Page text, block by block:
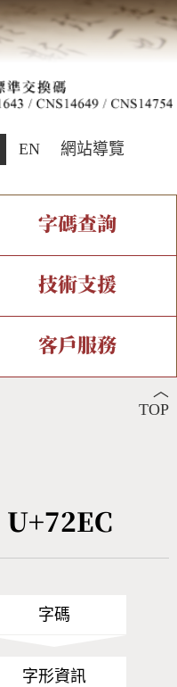
EN 網站導覽
全字庫現況
專有名詞介紹
字碼查詢
部件查詢
注音查詢
Unicode查詢
技術支援
造字解決方案
碼Web Service
客戶服務
︿
TOP
字碼
字形資訊